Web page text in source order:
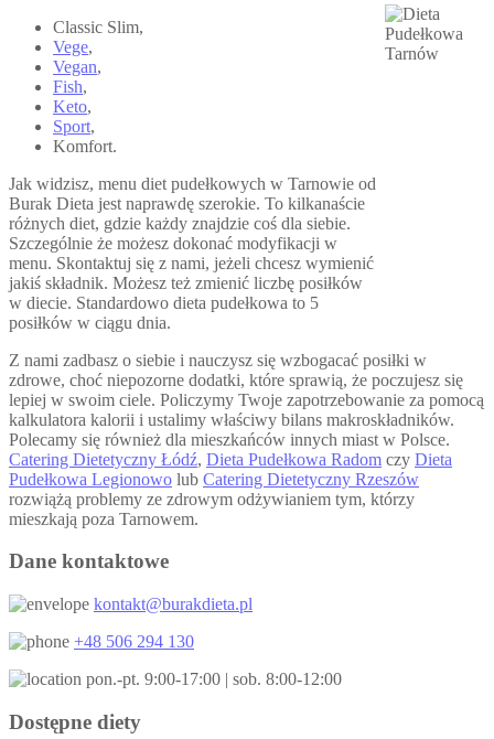
Classic Slim,
Vege,
Vegan,
Fish,
Keto,
Sport,
Komfort.
Jak widzisz, menu diet pudełkowych w Tarnowie od
Burak Dieta jest naprawdę szerokie. To kilkanaście
różnych diet, gdzie każdy znajdzie coś dla siebie.
Szczególnie że możesz dokonać modyfikacji w
menu. Skontaktuj się z nami, jeżeli chcesz wymienić
jakiś składnik. Możesz też zmienić liczbę posiłków
w diecie. Standardowo dieta pudełkowa to 5
posiłków w ciągu dnia.
Z nami zadbasz o siebie i nauczysz się wzbogacać posiłki w
zdrowe, choć niepozorne dodatki, które sprawią, że poczujesz się
lepiej w swoim ciele. Policzymy Twoje zapotrzebowanie za pomocą
kalkulatora kalorii i ustalimy właściwy bilans makroskładników.
Polecamy się również dla mieszkańców innych miast w Polsce.
Catering Dietetyczny Łódź, Dieta Pudełkowa Radom czy Dieta
Pudełkowa Legionowo lub Catering Dietetyczny Rzeszów
rozwiążą problemy ze zdrowym odżywianiem tym, którzy
mieszkają poza Tarnowem.
Dane kontaktowe
kontakt@burakdieta.pl
+48 506 294 130
pon.-pt. 9:00-17:00 | sob. 8:00-12:00
Dostępne diety